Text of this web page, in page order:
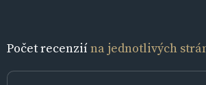
Počet recenziína jednotlivých